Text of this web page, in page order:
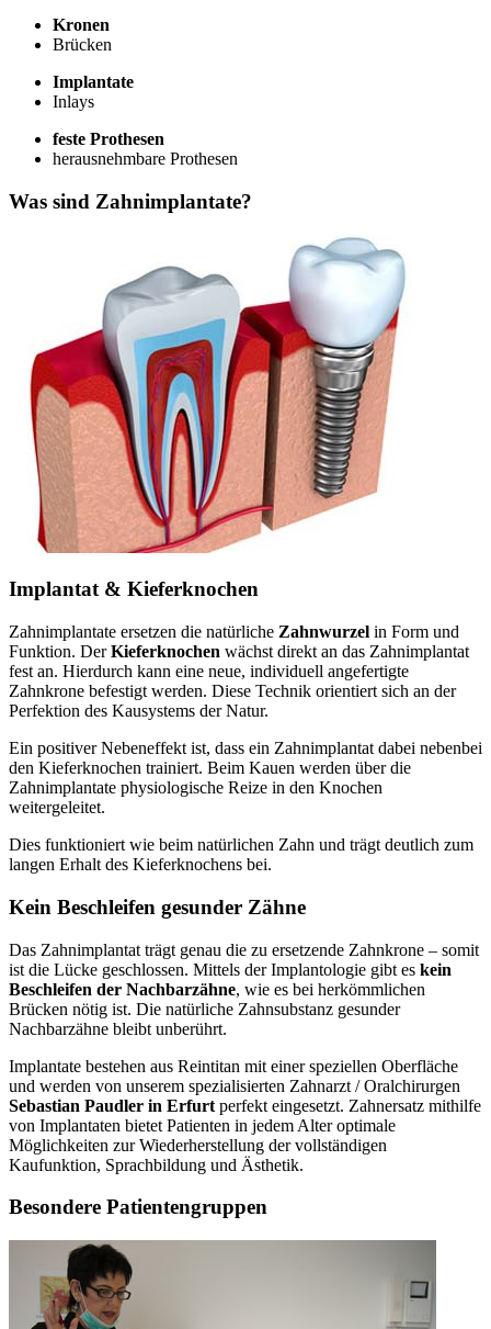
Kronen
Brücken
Implantate
Inlays
feste Prothesen
herausnehmbare Prothesen
Was sind Zahnimplantate?
Implantat & Kieferknochen
Zahnimplantate ersetzen die natürliche Zahnwurzel in Form und
Funktion. DerKieferknochen wächst direkt an das Zahnimplantat
fest an. Hierdurch kann eine neue, individuell angefertigte
Zahnkrone befestigt werden. Diese Technik orientiert sich an der
Perfektion des Kausystems der Natur.
Ein positiver Nebeneffekt ist, dass ein Zahnimplantat dabei nebenbei
den Kieferknochen trainiert. Beim Kauen werden über die
Zahnimplantate physiologische Reize in den Knochen
weitergeleitet.
Dies funktioniert wie beim natürlichen Zahn und trägt deutlich zum
langen Erhalt des Kieferknochens bei.
Kein Beschleifen gesunder Zähne
Das Zahnimplantat trägt genau die zu ersetzende Zahnkrone – somit
ist die Lücke geschlossen. Mittels der Implantologie gibt es kein
Beschleifen der Nachbarzähne, wie es bei herkömmlichen
Brücken nötig ist. Die natürliche Zahnsubstanz gesunder
Nachbarzähne bleibt unberührt.
Implantate bestehen aus Reintitan mit einer speziellen Oberfläche
und werden von unserem spezialisierten Zahnarzt / Oralchirurgen
Sebastian Paudler in Erfurt perfekt eingesetzt. Zahnersatz mithilfe
von Implantaten bietet Patienten in jedem Alter optimale
Möglichkeiten zur Wiederherstellung der vollständigen
Kaufunktion, Sprachbildung und Ästhetik.
Besondere Patientengruppen